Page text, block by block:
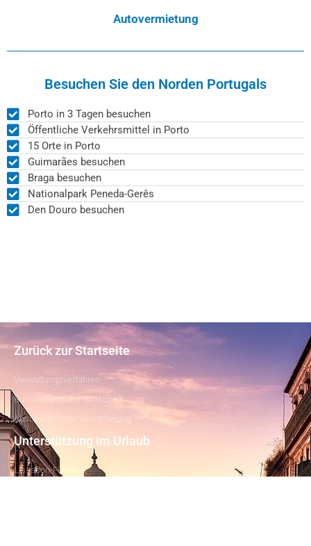
Autovermietung
Besuchen Sie den Norden Portugals
Porto in 3 Tagen besuchen
Öffentliche Verkehrsmittel in Porto
15 Orte in Porto
Guimarães besuchen
Braga besuchen
Nationalpark Peneda-Gerês
Den Douro besuchen
Zurück zur Startseite
Verwaltungsverfahren
Buchhaltung und Wirtschaft
Abschluss einer Versicherung
Unterstützung im Urlaub
Lissabon-Führer